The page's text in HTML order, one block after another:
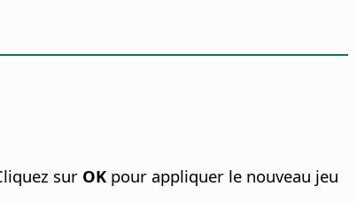
sur OK pour appliquer le nouveau jeu